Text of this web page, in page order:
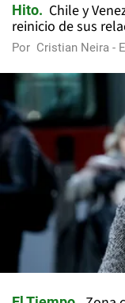
Hito
Chile y
reinicio de sus
Por Cristian Neira -